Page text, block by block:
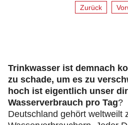
Zurück
Trinkwasser ist demnach
zu schade, um es zu
hoch ist eigentlich unser
Wasserverbrauch pro Tag?
Deutschland gehört weltweilt